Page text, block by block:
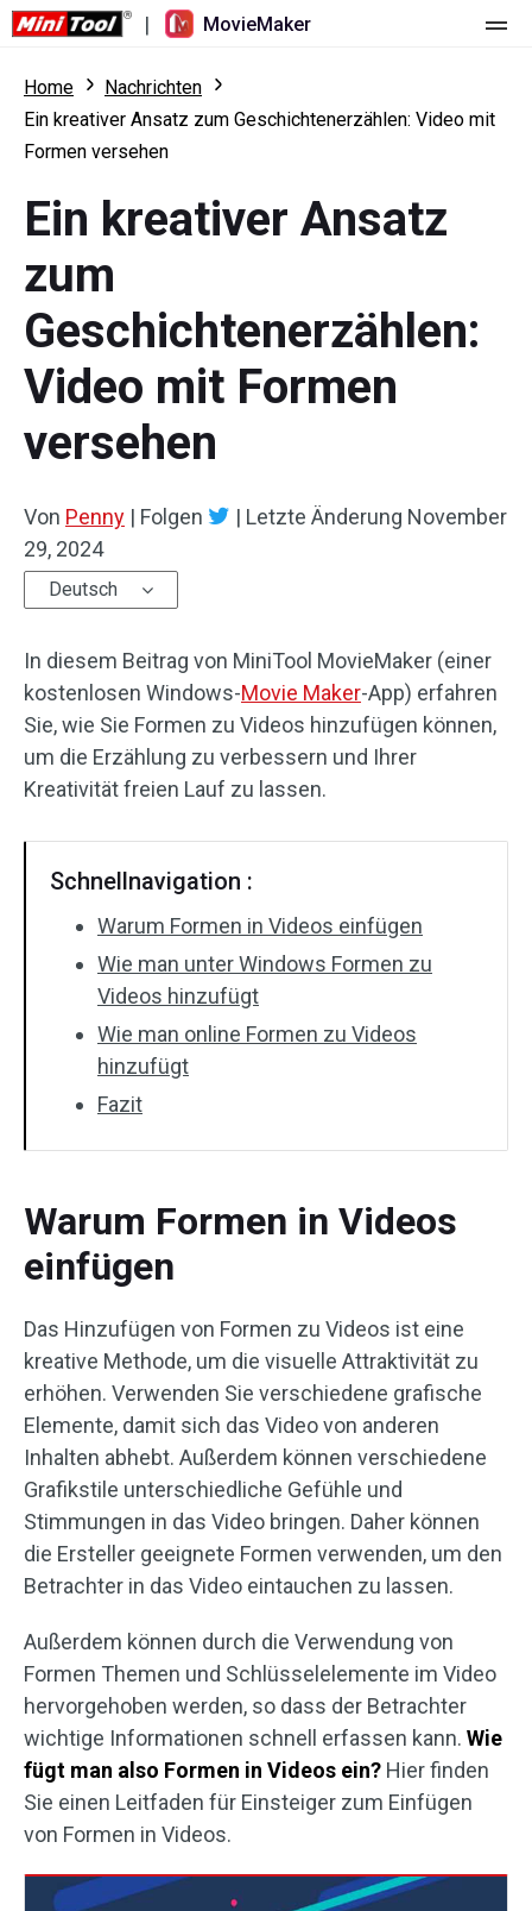
| MovieMaker
Startseite
Preise
Was ist neu
Übersicht
Mehrspurbearbeitung
Seitenverhältnis
Geschwindigkeit anpassen/umkehren
Trimmen/Teilen/Zuschneiden
Audioeffekte
Videoeffekte
Videofarbe
Drehen/Spiegeln
Ohne Wasserzeichen
Ressourcen
Benutzerhandbuch
Tricks für Videobearbeitung
Video-Tools
Bildschirm-Rekorder
Video-Konverter
Online-Video-Downloader
Home
Nachrichten
Ein kreativer Ansatz zum Geschichtenerzählen: Video mit
Formen versehen
Ein kreativer Ansatz
zum
Geschichtenerzählen:
Video mit Formen
versehen
Von Penny | Folgen | Letzte Änderung November
29, 2024
Deutsch
In diesem Beitrag von MiniTool MovieMaker (einer
kostenlosen Windows-Movie Maker-App) erfahren
Sie, wie Sie Formen zu Videos hinzufügen können,
um die Erzählung zu verbessern und Ihrer
Kreativität freien Lauf zu lassen.
Schnellnavigation :
Warum Formen in Videos einfügen
Wie man unter Windows Formen zu
Videos hinzufügt
Wie man online Formen zu Videos
hinzufügt
Fazit
Warum Formen in Videos
einfügen
Das Hinzufügen von Formen zu Videos ist eine
kreative Methode, um die visuelle Attraktivität zu
erhöhen. Verwenden Sie verschiedene grafische
Elemente, damit sich das Video von anderen
Inhalten abhebt. Außerdem können verschiedene
Grafikstile unterschiedliche Gefühle und
Stimmungen in das Video bringen. Daher können
die Ersteller geeignete Formen verwenden, um den
Betrachter in das Video eintauchen zu lassen.
Außerdem können durch die Verwendung von
Formen Themen und Schlüsselelemente im Video
hervorgehoben werden, so dass der Betrachter
wichtige Informationen schnell erfassen kann. Wie
fügt man also Formen in Videos ein? Hier finden
Sie einen Leitfaden für Einsteiger zum Einfügen
von Formen in Videos.